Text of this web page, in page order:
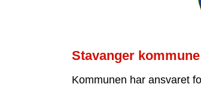
Stavanger
Kommunen har ansvaret